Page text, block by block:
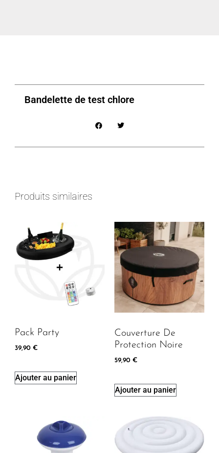
Bandelette de test chlore
Produits similaires
Pack Party
39,90 €
Ajouter au panier
Couverture De
Protection Noire
59,90 €
Ajouter au panier